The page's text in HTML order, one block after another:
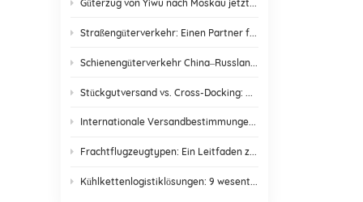
Internationale Versandbestimmungen & E-Commerce-Konformität | DR Trans
Frachtflugzeugtypen: Ein Leitfaden zu Frachtflugzeugvarianten für den Asien-Europa-Handel
Kühlkettenlogistiklösungen: 9 wesentliche Elemente und Gestaltungsstrategien